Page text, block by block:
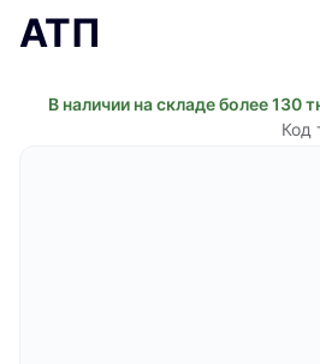
АТП
В наличии на складе более 130
Код